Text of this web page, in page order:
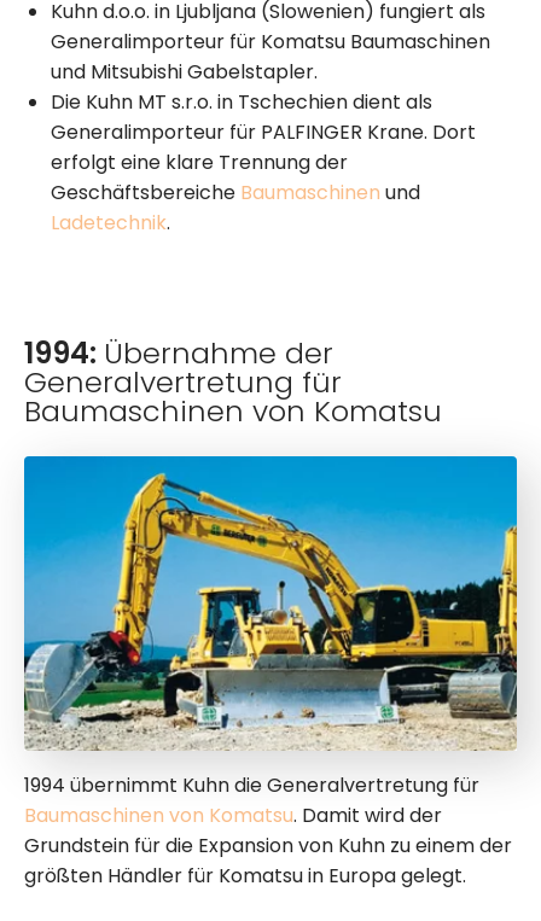
Kuhn d.o.o. in Ljubljana (Slowenien) fungiert als
Generalimporteur für Komatsu Baumaschinen
und Mitsubishi Gabelstapler.
Die Kuhn MT s.r.o. in Tschechien dient als
Generalimporteur für PALFINGER Krane. Dort
erfolgt eine klare Trennung der
Geschäftsbereiche Baumaschinen und
Ladetechnik.
1994: Übernahme der
Generalvertretung für
Baumaschinen von Komatsu
1994 übernimmt Kuhn die Generalvertretung für
Baumaschinen von Komatsu. Damit wird der
Grundstein für die Expansion von Kuhn zu einem der
größten Händler für Komatsu in Europa gelegt.